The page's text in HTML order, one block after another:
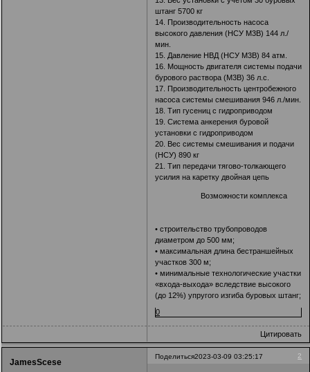
штанг 5700 кг
14. Производительность насоса
высокого давления (НСУ М3В) 144 л./
мин.
15. Давление НВД (НСУ М3В) 84 атм.
16. Мощность двигателя системы подачи
бурового раствора (М3В) 36 л.с.
17. Производительность центробежного
насоса системы смешивания 946 л./мин.
18. Тип гусениц с гидроприводом
19. Система анкерения буровой
установки с гидроприводом
20. Вес системы смешивания и подачи
(НСУ) 890 кг
21. Тип передачи тягово-толкающего
усилия на каретку двойная цепь
Возможности комплекса
• строительство трубопроводов
диаметром до 500 мм;
• максимальная длина бестраншейных
участков 300 м;
• минимальные технологические участки
«входа-выхода» вследствие высокого
(до 12%) упругого изгиба буровых штанг;
0
Цитировать
Поделиться 2
2023-03-09 03:25:17
JamesScese